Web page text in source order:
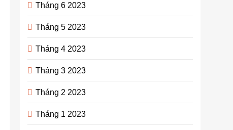
Tháng 6 2023
Tháng 5 2023
Tháng 4 2023
Tháng 3 2023
Tháng 2 2023
Tháng 1 2023